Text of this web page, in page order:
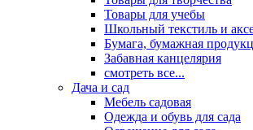
Товары для учебы
Школьный текстиль и
Бумага, бумажная
Забавная канцелярия
смотреть все...
Дача и сад
Мебель садовая
Одежда и обувь для сада